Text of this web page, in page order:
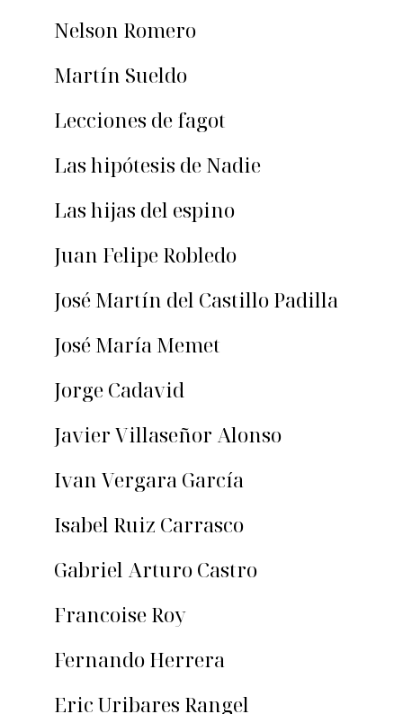
Nelson Romero
Martín Sueldo
Lecciones de fagot
Las hipótesis de Nadie
Las hijas del espino
Juan Felipe Robledo
José Martín del Castillo Padilla
José María Memet
Jorge Cadavid
Javier Villaseñor Alonso
Ivan Vergara García
Isabel Ruiz Carrasco
Gabriel Arturo Castro
Francoise Roy
Fernando Herrera
Eric Uribares Rangel